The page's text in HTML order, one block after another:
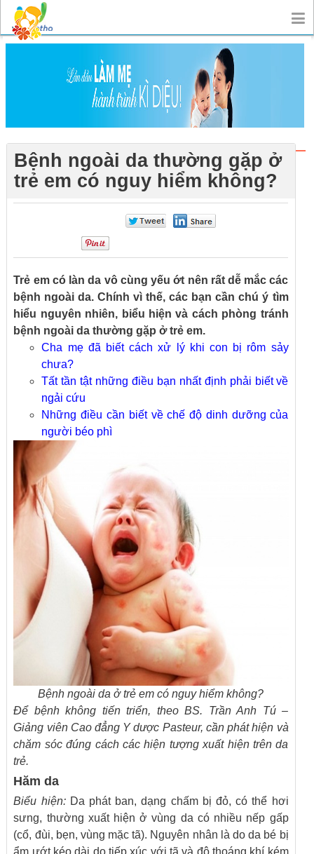
Bệnh ngoài da thường gặp ở
trẻ em có nguy hiểm không?
0
Trẻ em có làn da vô cùng yếu ớt nên rất dễ mắc các
bệnh ngoài da. Chính vì thế, các bạn cần chú ý tìm
hiểu nguyên nhiên, biểu hiện và cách phòng tránh
bệnh ngoài da thường gặp ở trẻ em.
Cha mẹ đã biết cách xử lý khi con bị rôm sảy
chưa?
Tất tần tật những điều bạn nhất định phải biết về
ngải cứu
Những điều cần biết về chế độ dinh dưỡng của
người béo phì
Bệnh ngoài da ở trẻ em có nguy hiểm không?
Để bệnh không tiến triển, theo BS. Trần Anh Tú –
Giảng viên Cao đẳng Y dược Pasteur, cần phát hiện và
chăm sóc đúng cách các hiện tượng xuất hiện trên da
trẻ.
Hăm da
Biểu hiện: Da phát ban, dạng chấm bị đỏ, có thể hơi
sưng, thường xuất hiện ở vùng da có nhiều nếp gấp
(cổ, đùi, bẹn, vùng mặc tã). Nguyên nhân là do da bé bị
ẩm ướt kéo dài do tiếp xúc với tã và độ thoáng khí kém